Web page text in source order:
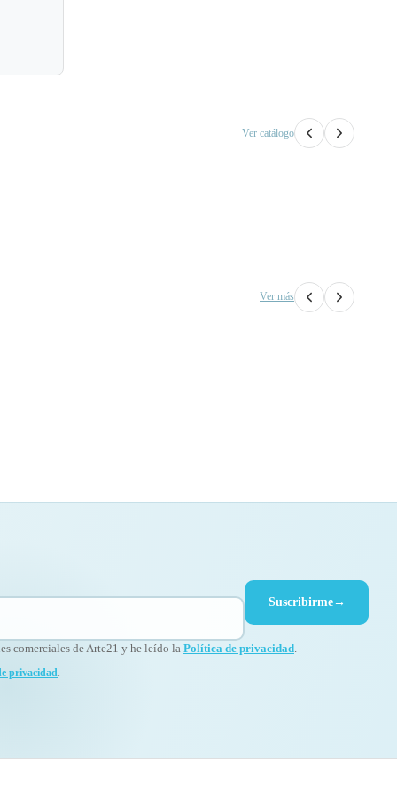
Ver catálogo
Ver más
Suscribirme→
comerciales de Arte21 y he leído la Política de privacidad.
privacidad.